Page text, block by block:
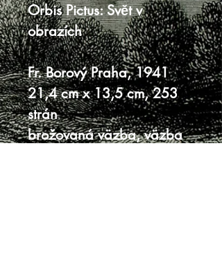
Orbis Pictus: Svět v
obrazích
Fr. Borový Praha, 1941
21,4 cm x 13,5 cm, 253
strán
brožovaná väzba, väzba